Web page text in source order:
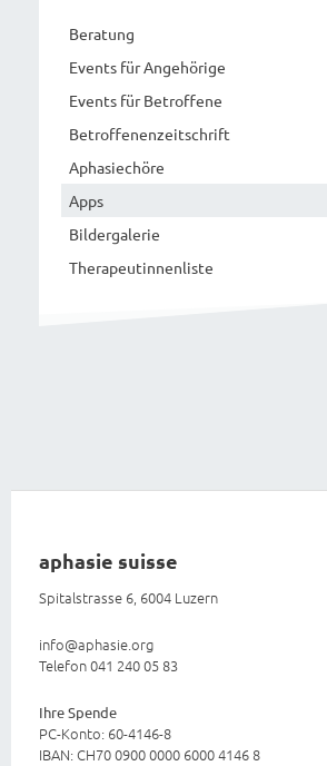
Beratung
Events für Angehörige
Events für Betroffene
Betroffenenzeitschrift
Aphasiechöre
Apps
Bildergalerie
Therapeutinnenliste
aphasie suisse
Spitalstrasse 6, 6004 Luzern
info@aphasie.org
Telefon 041 240 05 83
Ihre Spende
PC-Konto: 60-4146-8
IBAN: CH70 0900 0000 6000 4146 8